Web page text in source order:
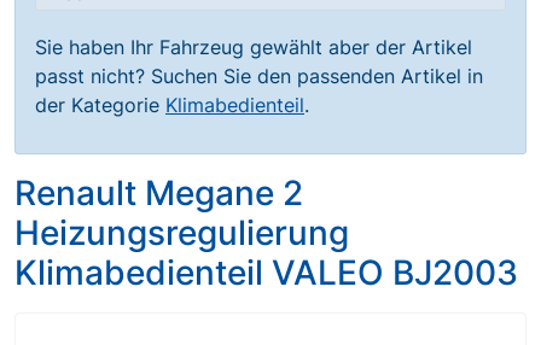
Sie haben Ihr Fahrzeug gewählt aber der Artikel
passt nicht? Suchen Sie den passenden Artikel in
der Kategorie Klimabedienteil.
Renault Megane 2
Heizungsregulierung
Klimabedienteil VALEO BJ2003